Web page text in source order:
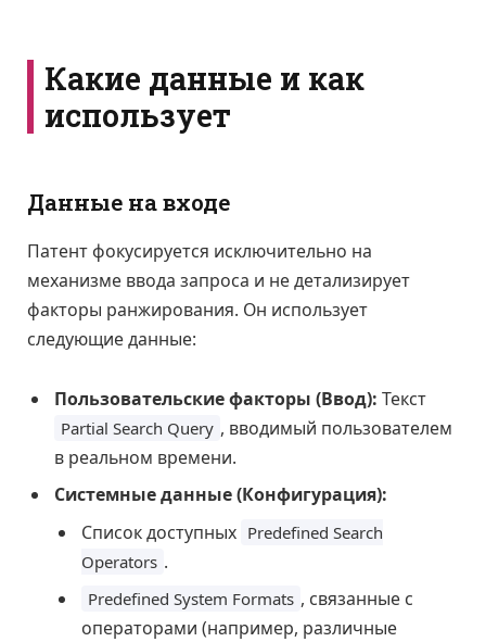
Какие данные и как
использует
Данные на входе
Патент фокусируется исключительно на
механизме ввода запроса и не детализирует
факторы ранжирования. Он использует
следующие данные:
Пользовательские факторы (Ввод): Текст
Partial Search Query , вводимый пользователем
в реальном времени.
Системные данные (Конфигурация):
Список доступных Predefined Search
Operators .
Predefined System Formats , связанные с
операторами (например, различные